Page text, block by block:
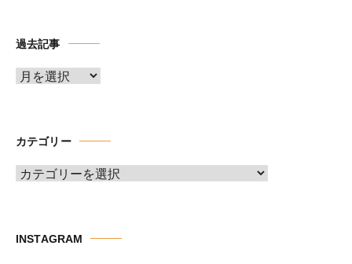
過去記事
ア
ブ
カテゴリー
カ
ー
INSTAGRAM